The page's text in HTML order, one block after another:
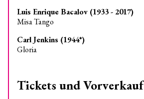
Luis Enrique Bacalov (1933 - 2017)
Misa Tango
Carl Jenkins (1944*)
Gloria
Tickets und Vorverkauf